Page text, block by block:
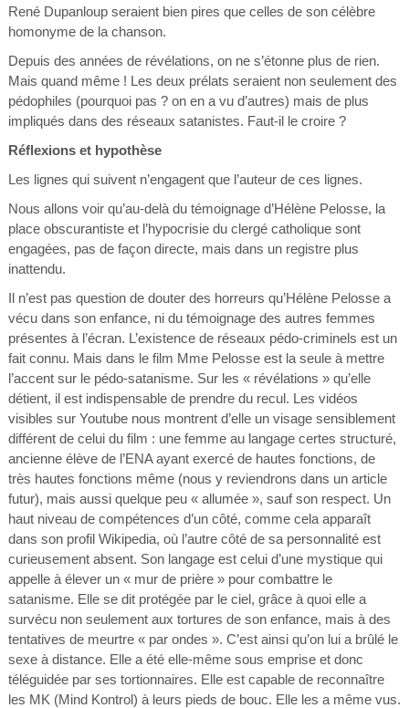
René Dupanloup seraient bien pires que celles de son célèbre
homonyme de la chanson.
Depuis des années de révélations, on ne s’étonne plus de rien.
Mais quand même ! Les deux prélats seraient non seulement des
pédophiles (pourquoi pas ? on en a vu d’autres) mais de plus
impliqués dans des réseaux satanistes. Faut-il le croire ?
Réflexions et hypothèse
Les lignes qui suivent n’engagent que l’auteur de ces lignes.
Nous allons voir qu’au-delà du témoignage d’Hélène Pelosse, la
place obscurantiste et l’hypocrisie du clergé catholique sont
engagées, pas de façon directe, mais dans un registre plus
inattendu.
Il n’est pas question de douter des horreurs qu’Hélène Pelosse a
vécu dans son enfance, ni du témoignage des autres femmes
présentes à l’écran. L’existence de réseaux pédo-criminels est un
fait connu. Mais dans le film Mme Pelosse est la seule à mettre
l’accent sur le pédo-satanisme. Sur les « révélations » qu’elle
détient, il est indispensable de prendre du recul. Les vidéos
visibles sur Youtube nous montrent d’elle un visage sensiblement
différent de celui du film : une femme au langage certes structuré,
ancienne élève de l’ENA ayant exercé de hautes fonctions, de
très hautes fonctions même (nous y reviendrons dans un article
futur), mais aussi quelque peu « allumée », sauf son respect. Un
haut niveau de compétences d’un côté, comme cela apparaît
dans son profil Wikipedia, où l’autre côté de sa personnalité est
curieusement absent. Son langage est celui d’une mystique qui
appelle à élever un « mur de prière » pour combattre le
satanisme. Elle se dit protégée par le ciel, grâce à quoi elle a
survécu non seulement aux tortures de son enfance, mais à des
tentatives de meurtre « par ondes ». C’est ainsi qu’on lui a brûlé le
sexe à distance. Elle a été elle-même sous emprise et donc
téléguidée par ses tortionnaires. Elle est capable de reconnaître
les MK (Mind Kontrol) à leurs pieds de bouc. Elle les a même vus.